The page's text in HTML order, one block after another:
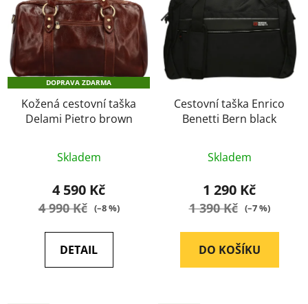
DOPRAVA ZDARMA
Kožená cestovní taška
Delami Pietro brown
hodnocení
produktu
je
z
5
Skladem
4 590 Kč
4 990 Kč (–8 %)
DETAIL
Cestovní taška Enrico
Benetti Bern black
hodnocení
produktu
je
5
Skladem
1 290 Kč
1 390 Kč (–7 %)
DO KOŠÍKU